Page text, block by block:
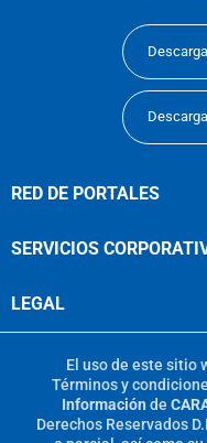
RED DE PORTALES
SERVICIOS
LEGAL
El uso de este sitio
Términos y
Información de
Derechos Reservados